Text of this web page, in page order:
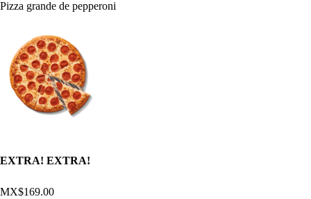
Pizza grande de pepperoni
EXTRA! EXTRA!
MX$169.00